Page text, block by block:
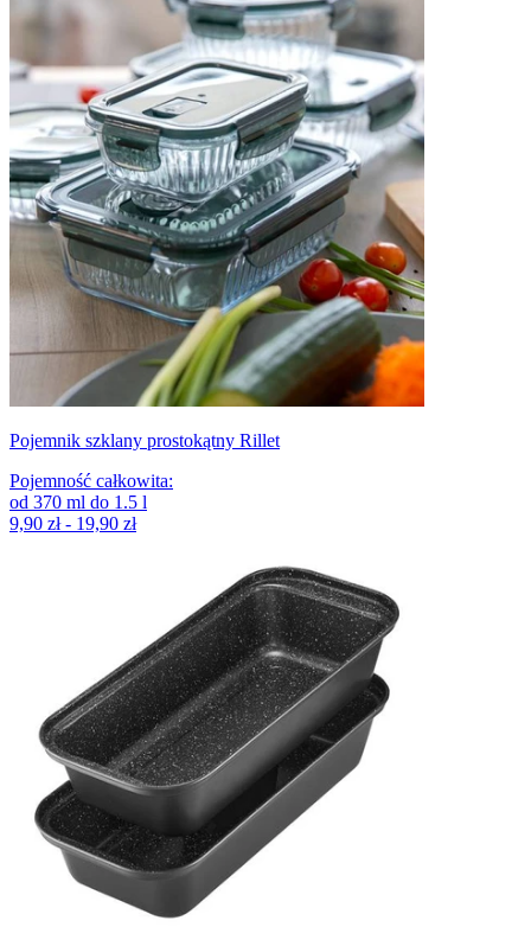
Pojemnik szklany prostokątny Rillet
Pojemność całkowita:
od 370 ml do 1.5 l
9,90 zł - 19,90 zł